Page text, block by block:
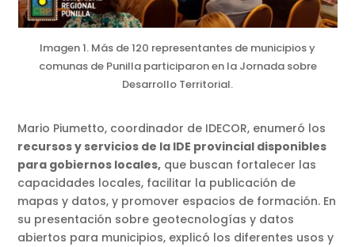
Imagen 1. Más de 120 representantes de municipios y
comunas de Punilla participaron en la Jornada sobre
Desarrollo Territorial.
Mario Piumetto, coordinador de IDECOR, enumeró los
recursos y servicios de la IDE provincial disponibles
para gobiernos locales, que buscan fortalecer las
capacidades locales, facilitar la publicación de
mapas y datos, y promover espacios de formación. En
su presentación sobre geotecnologías y datos
abiertos para municipios, explicó los diferentes usos y